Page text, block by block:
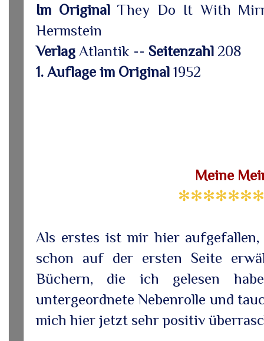
Im OriginalThey Do It With
Hermstein
Verlag Atlantik -- Seitenzahl 208
1. Auflage im Original 1952
Meine
Als erstes ist mir hier
schon auf der ersten Seite
Büchern, die ich gelesen
untergeordnete Nebenrolle und
mich hier jetzt sehr positiv